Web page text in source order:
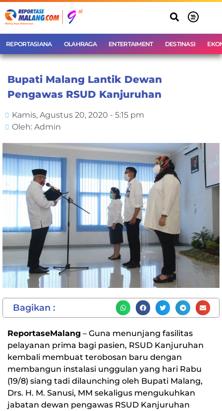
REPORTASIANA OLAHRAGA ENTERTAIMENT DESTINASI
Bupati Malang Lantik Dewan
Pengawas RSUD Kanjuruhan
Kamis, Agustus 20, 2020 - 5:15 pm
Oleh: Admin
Bagikan :
ReportaseMalang – Guna menunjang fasilitas
pelayanan prima bagi pasien, RSUD Kanjuruhan
kembali membuat terobosan baru dengan
membangun instalasi unggulan yang hari Rabu
(19/8) siang tadi dilaunching oleh Bupati Malang,
Drs. H. M. Sanusi, MM sekaligus mengukuhkan
jabatan dewan pengawas RSUD Kanjuruhan